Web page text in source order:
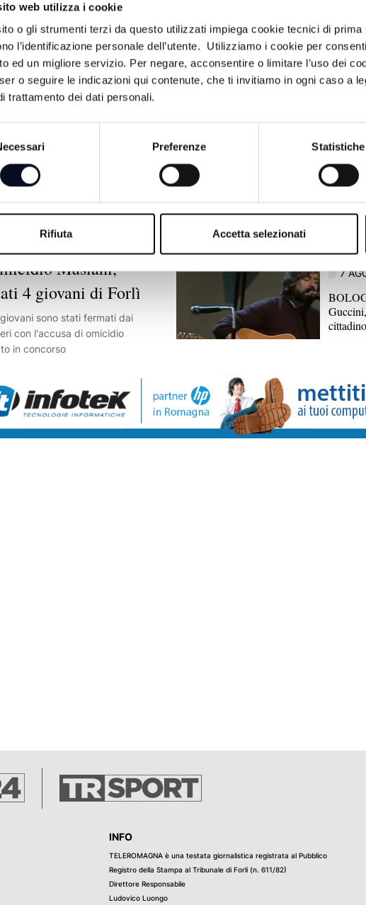
web utilizza i cookie
o gli strumenti terzi da questo utilizzati impiega cookie tecnici di
l’identificazione personale dell’utente. Utilizziamo i cookie per
ed un migliore servizio. Per negare, acconsentire o limitare l’uso dei
o seguire le indicazioni qui contenute, che ti invitiamo in ogni caso a
trattamento dei dati personali.
Preferenze Statistiche
Rifiuta Accetta selezionati
DI CRONACA
2026
Svolta
Musiani,
4 giovani di Forlì
sono stati fermati dai
con l'accusa di omicidio
in concorso
7
7
7
INFO
TELEROMAGNA è una testata giornalistica registrata al Pubblico
Registro della Stampa al Tribunale di Forli (n. 611/82)
Direttore Responsabile
Ludovico Luongo